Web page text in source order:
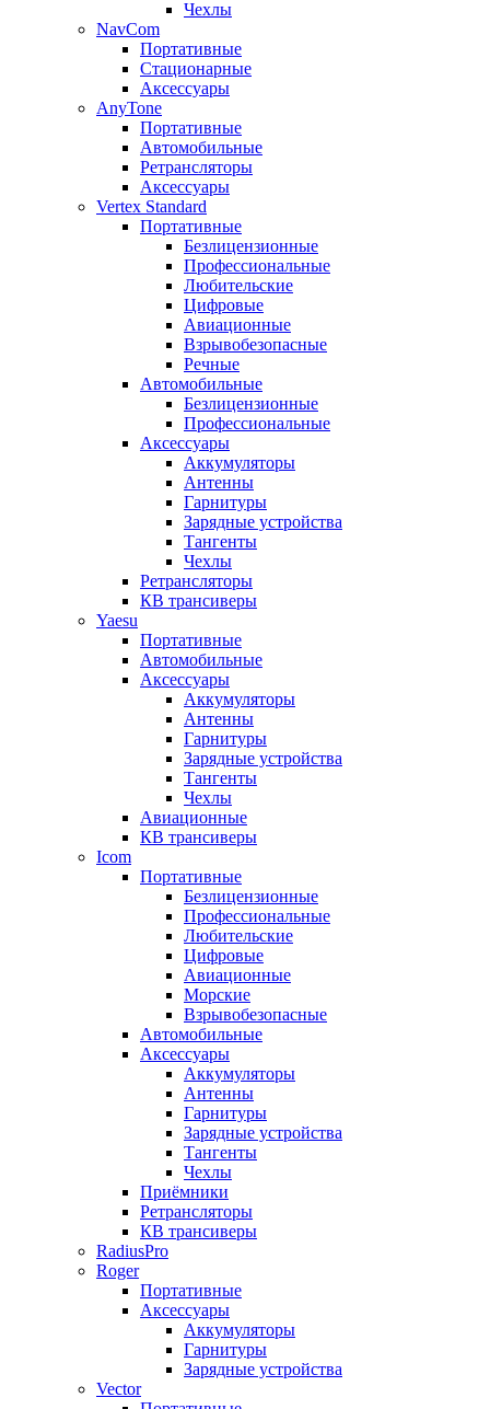
Чехлы
NavCom
Портативные
Стационарные
Аксессуары
AnyTone
Портативные
Автомобильные
Ретрансляторы
Аксессуары
Vertex Standard
Портативные
Безлицензионные
Профессиональные
Любительские
Цифровые
Авиационные
Взрывобезопасные
Речные
Автомобильные
Безлицензионные
Профессиональные
Аксессуары
Аккумуляторы
Антенны
Гарнитуры
Зарядные устройства
Тангенты
Чехлы
Ретрансляторы
КВ трансиверы
Yaesu
Портативные
Автомобильные
Аксессуары
Аккумуляторы
Антенны
Гарнитуры
Зарядные устройства
Тангенты
Чехлы
Авиационные
КВ трансиверы
Icom
Портативные
Безлицензионные
Профессиональные
Любительские
Цифровые
Авиационные
Морские
Взрывобезопасные
Автомобильные
Аксессуары
Аккумуляторы
Антенны
Гарнитуры
Зарядные устройства
Тангенты
Чехлы
Приёмники
Ретрансляторы
КВ трансиверы
RadiusPro
Roger
Портативные
Аксессуары
Аккумуляторы
Гарнитуры
Зарядные устройства
Vector